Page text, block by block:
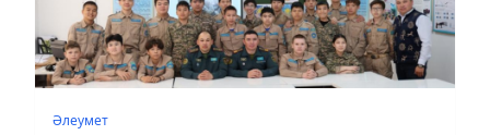
Әлеумет